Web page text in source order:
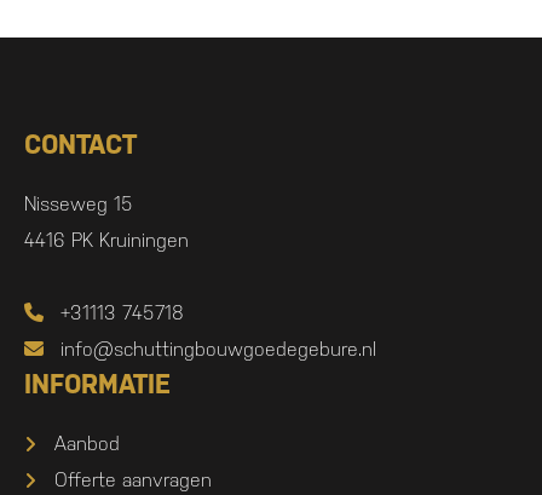
CONTACT
Nisseweg 15
4416 PK Kruiningen
+31113 745718
info@schuttingbouwgoedegebure.nl
INFORMATIE
Aanbod
Offerte aanvragen